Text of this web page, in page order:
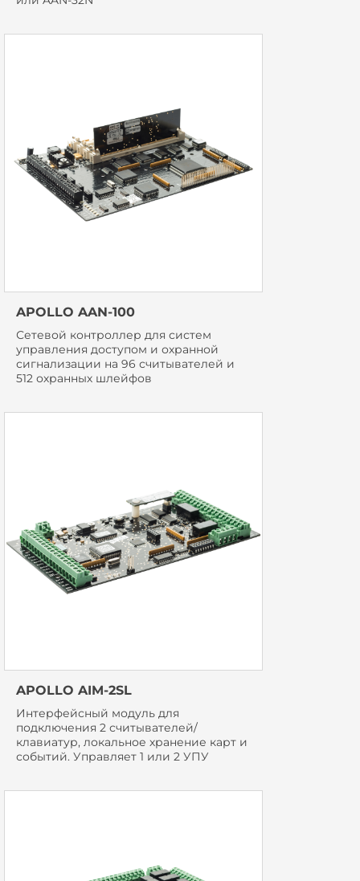
APOLLO AAN-100
Сетевой контроллер для систем
управления доступом и охранной
сигнализации на 96 считывателей и
512 охранных шлейфов
APOLLO AIM-2SL
Интерфейсный модуль для
подключения 2 считывателей/
клавиатур, локальное хранение карт и
событий. Управляет 1 или 2 УПУ